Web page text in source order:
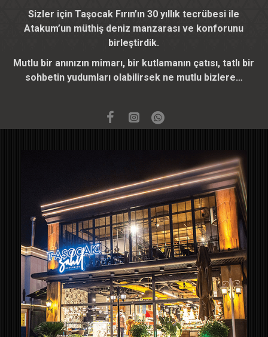
Sizler için Taşocak Fırın’ın 30 yıllık tecrübesi ile
Atakum’un müthiş deniz manzarası ve konforunu
birleştirdik.
Mutlu bir anınızın mimarı, bir kutlamanın çatısı, tatlı bir
sohbetin yudumları olabilirsek ne mutlu bizlere…